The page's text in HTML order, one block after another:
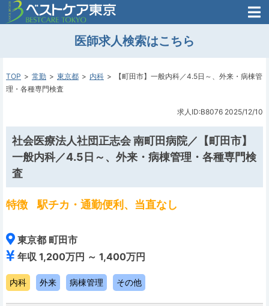
医師がはじめた
医師のための
転職支援
転職支援のお問い合わせ
医師求人検索はこちら
TOP 常勤 東京都 内科
【町田市】一般内科／4.5日～、外来・病棟管
理・各種専門検査
求人ID:B8076 2025/12/10
社会医療法人社団正志会 南町田病院／【町田市】
一般内科／4.5日～、外来・病棟管理・各種専門検
査
特徴駅チカ・通勤便利、当直なし
東京都 町田市
年収 1,200万円 ～ 1,400万円
内科 外来 病棟管理 その他